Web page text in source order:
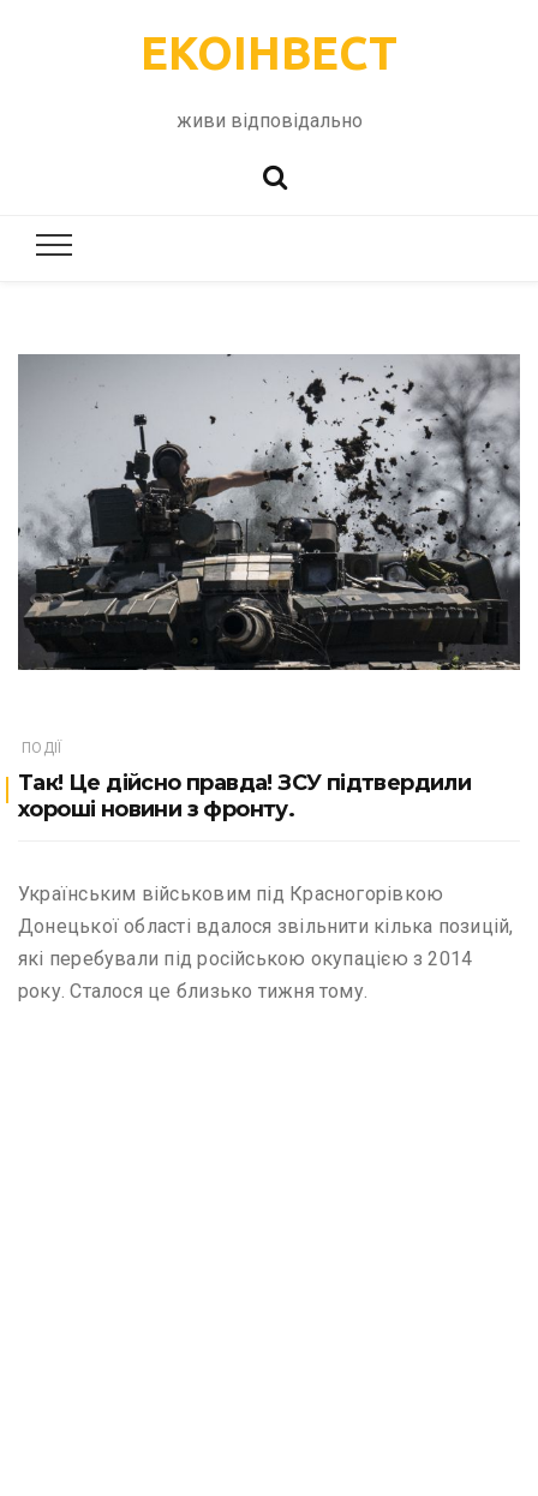
ЕКОІНВЕСТ
живи відповідально
ПОДІЇ
Так! Це дійсно правда! ЗСУ підтвердили
хороші новини з фронту.
Українським військовим під Красногорівкою
Донецької області вдалося звільнити кілька позицій,
які перебували під російською окупацією з 2014
року. Сталося це близько тижня тому.